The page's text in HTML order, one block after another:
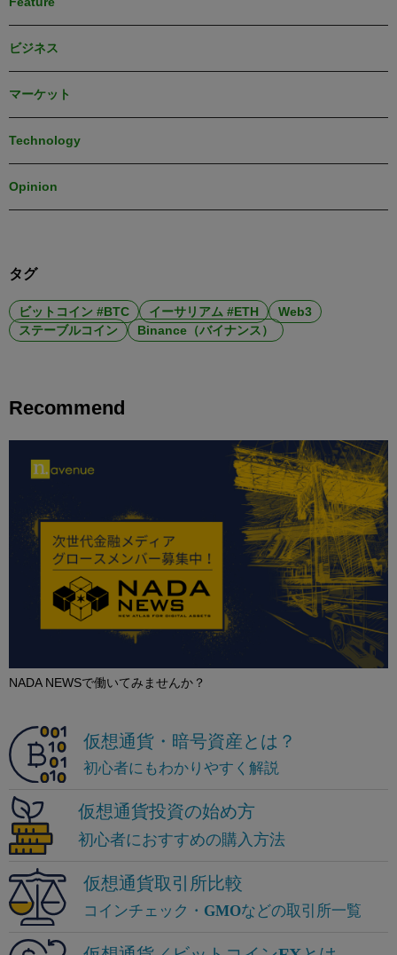
ビジネス
マーケット
Technology
Opinion
タグ
ビットコイン #BTC イーサリアム #ETH
Web3
ステーブルコイン
Binance（バイナンス）
Recommend
NADA NEWSで働いてみませんか？